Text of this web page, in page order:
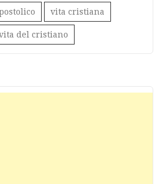
vita cristiana
del cristiano